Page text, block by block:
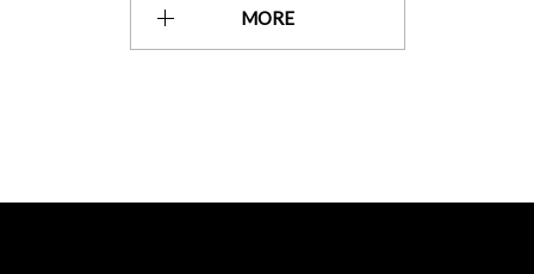
MORE